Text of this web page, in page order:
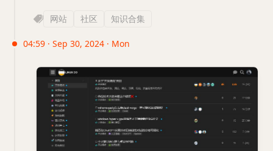
网站 社区 知识合集
04:59 · Sep 30, 2024 · Mon